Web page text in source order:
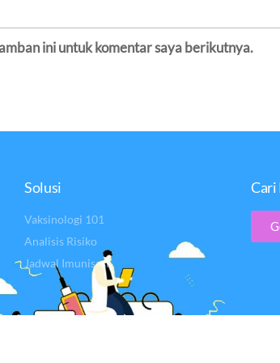
ini untuk komentar saya berikutnya.
Solusi
Vaksinologi 101
Analisis Risiko
Jadwal Imunisasi
Cari